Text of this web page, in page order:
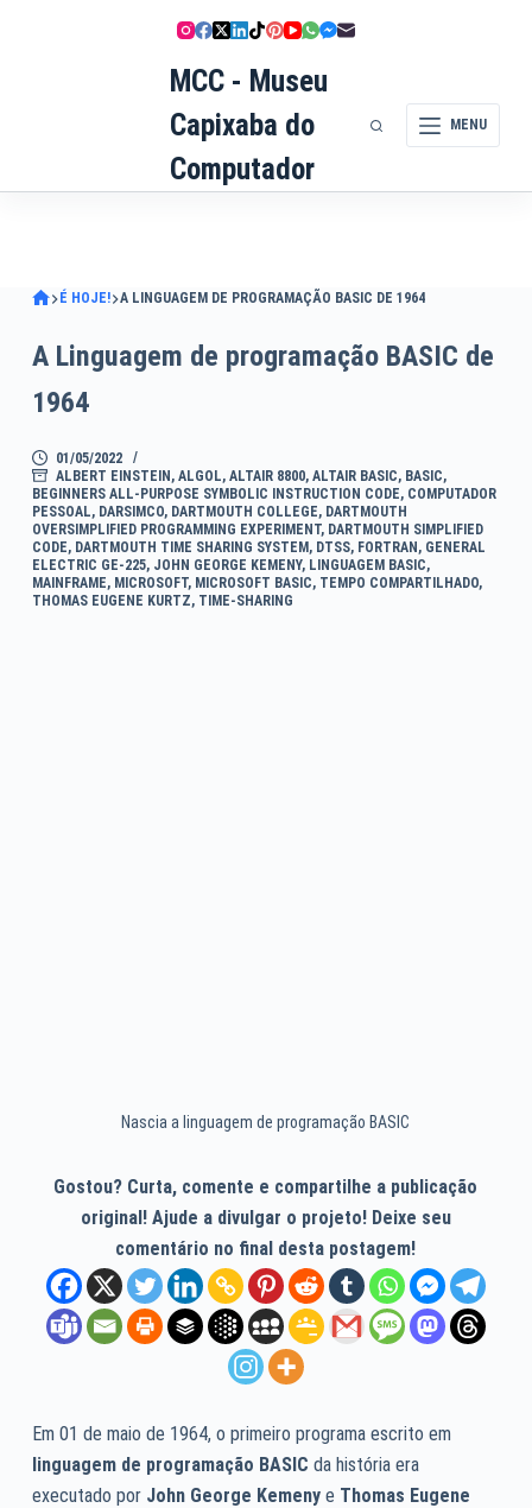
MCC - Museu
Capixaba do
Computador
MENU
É HOJE! A LINGUAGEM DE PROGRAMAÇÃO BASIC DE 1964
A Linguagem de programação BASIC de
1964
01/05/2022
ALBERT EINSTEIN , ALGOL, ALTAIR 8800, ALTAIR BASIC, BASIC,
BEGINNERS ALL-PURPOSE SYMBOLIC INSTRUCTION CODE, COMPUTADOR
PESSOAL, DARSIMCO, DARTMOUTH COLLEGE, DARTMOUTH
OVERSIMPLIFIED PROGRAMMING EXPERIMENT, DARTMOUTH SIMPLIFIED
CODE, DARTMOUTH TIME SHARING SYSTEM , DTSS, FORTRAN , GENERAL
ELECTRIC GE-225, JOHN GEORGE KEMENY, LINGUAGEM BASIC,
MAINFRAME, MICROSOFT, MICROSOFT BASIC, TEMPO COMPARTILHADO,
THOMAS EUGENE KURTZ, TIME-SHARING
Nascia a linguagem de programação BASIC
Gostou? Curta, comente e compartilhe a publicação
original! Ajude a divulgar o projeto! Deixe seu
comentário no final desta postagem!
Em 01 de maio de 1964, o primeiro programa escrito em
linguagem de programação BASIC da história era
executado por John George Kemenye Thomas Eugene